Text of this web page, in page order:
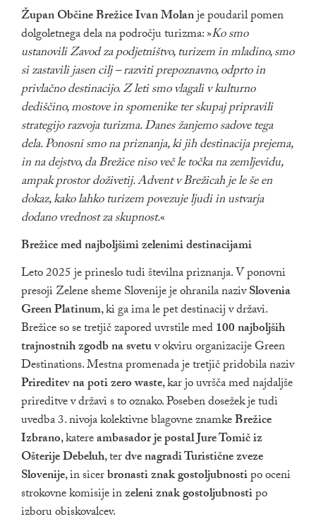
Župan Občine Brežice Ivan Molanje poudaril pomen
dolgoletnega dela na področju turizma: »Ko smo
ustanovili Zavod za podjetništvo, turizem in mladino, smo
si zastavili jasen cilj – razviti prepoznavno, odprto in
privlačno destinacijo. Z leti smo vlagali v kulturno
dediščino, mostove in spomenike ter skupaj pripravili
strategijo razvoja turizma. Danes žanjemo sadove tega
dela. Ponosni smo na priznanja, ki jih destinacija prejema,
in na dejstvo, da Brežice niso več le točka na zemljevidu,
ampak prostor doživetij. Advent v Brežicah je le še en
dokaz, kako lahko turizem povezuje ljudi in ustvarja
dodano vrednost za skupnost.«
Brežice med najboljšimi zelenimi destinacijami
Leto 2025 je prineslo tudi številna priznanja. V ponovni
presoji Zelene sheme Slovenije je ohranila nazivSlovenia
Green Platinum, ki ga ima le pet destinacij v državi.
Brežice so se tretjič zapored uvrstile med100 najboljših
trajnostnih zgodb na svetuv okviru organizacije Green
Destinations. Mestna promenada je tretjič pridobila naziv
Prireditev na poti zero waste, kar jo uvršča med najdaljše
prireditve v državi s to oznako. Poseben dosežek je tudi
uvedba 3. nivoja kolektivne blagovne znamkeBrežice
Izbrano, katereambasador je postal Jure Tomič iz
Ošterije Debeluh, terdve nagradi Turistične zveze
Slovenije, in sicerbronasti znak gostoljubnostipo oceni
strokovne komisije inzeleni znak gostoljubnostipo
izboru obiskovalcev.